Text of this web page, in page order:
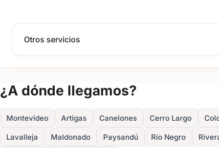
Cada fiesta es un mundo, por eso armamos el presupuesto de
reunión informativa y conocer más sobre mi estilo de trabajo.
Otros servicios
¿A dónde llegamos?
Montevideo Artigas Canelones Cerro Largo
Lavalleja Maldonado Paysandú Río Negro